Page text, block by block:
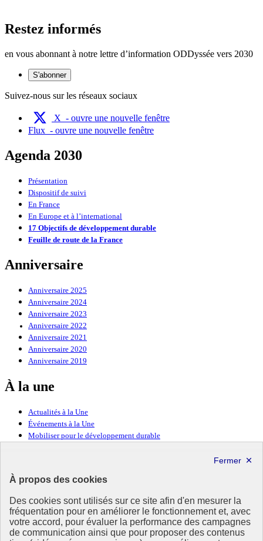
À propos des cookies
Des cookies sont utilisés sur ce site afin d'en mesurer la
fréquentation pour en améliorer le fonctionnement et, avec
votre accord, pour évaluer la performance des campagnes
de communication ainsi que pour proposer des contenus
Restez informés
en vous abonnant à notre lettre d’information ODDyssée vers 2030
S'abonner
Suivez-nous sur les réseaux sociaux
X - ouvre une nouvelle fenêtre
Flux - ouvre une nouvelle fenêtre
Agenda 2030
Présentation
Dispositif de suivi
En France
En Europe et à l’international
17 Objectifs de développement durable
Feuille de route de la France
Anniversaire
Anniversaire 2025
Anniversaire 2024
Anniversaire 2023
Anniversaire 2022
Anniversaire 2021
Anniversaire 2020
Anniversaire 2019
À la une
Actualités à la Une
Événements à la Une
Mobiliser pour le développement durable
Ressources
Ressources
La Méth’ODD